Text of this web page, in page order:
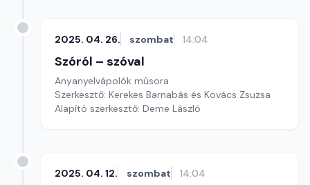
2025. 04. 26. szombat 14:04
Szóról – szóval
Anyanyelvápolók műsora
Szerkesztő: Kerekes Barnabás és Kovács Zsuzsa
Alapító szerkesztő: Deme László
2025. 04. 12. szombat 14:04